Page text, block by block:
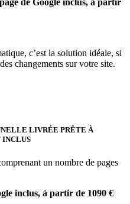
de Google inclus, à partir
c’est la solution idéale, si
changements sur votre site.
LIVRÉE PRÊTE À
INCLUS
un nombre de pages
inclus, à partir de 1090 €